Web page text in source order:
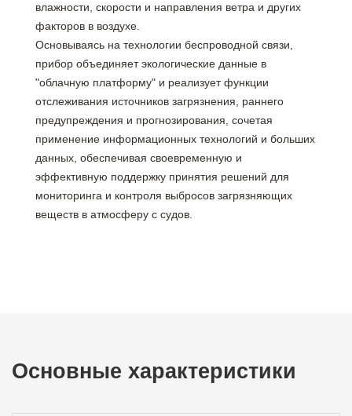
влажности, скорости и направления ветра и других
факторов в воздухе.
Основываясь на технологии беспроводной связи,
прибор объединяет экологические данные в
"облачную платформу" и реализует функции
отслеживания источников загрязнения, раннего
предупреждения и прогнозирования, сочетая
применение информационных технологий и больших
данных, обеспечивая своевременную и
эффективную поддержку принятия решений для
мониторинга и контроля выбросов загрязняющих
веществ в атмосферу с судов.
Основные характеристики